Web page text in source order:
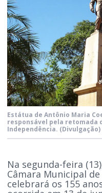
Estátua de Antônio Maria
responsável pela retomada
Independência. (Divulgação)
Na segunda-feira
Câmara Municipal
celebrará os 155